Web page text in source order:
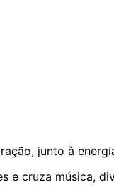
junto à
e cruza música,